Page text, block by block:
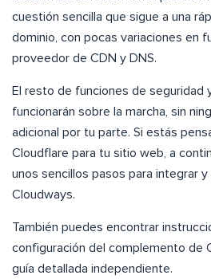
cuestión sencilla que sigue a una
dominio, con pocas variaciones en
proveedor de CDN y DNS.
El resto de funciones de seguridad
funcionarán sobre la marcha, sin
adicional por tu parte. Si estás
Cloudflare para tu sitio web, a
unos sencillos pasos para integrar
Cloudways.
También puedes encontrar
configuración del complemento de
guía detallada independiente.